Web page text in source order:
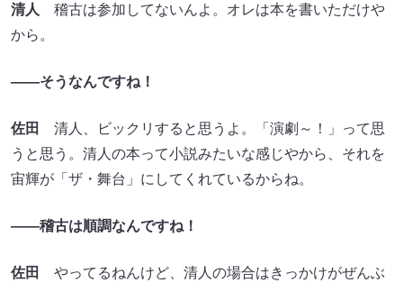
清人
稽古は参加してないんよ。オレは本を書いただけや
から。
――そうなんですね！
佐田
清人、ビックリすると思うよ。「演劇～！」って思
うと思う。清人の本って小説みたいな感じやから、それを
宙輝が「ザ・舞台」にしてくれているからね。
――稽古は順調なんですね！
佐田
やってるねんけど、清人の場合はきっかけがぜんぶ